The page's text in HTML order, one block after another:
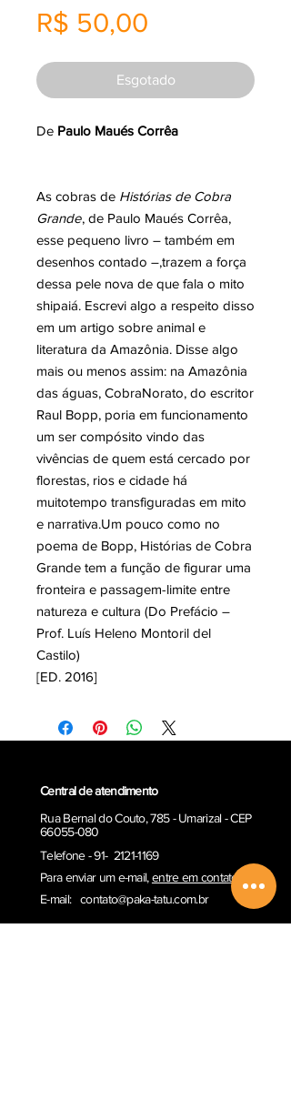
R$ 50,00
Esgotado
De Paulo Maués Corrêa
As cobras de Histórias de Cobra
Grande, de Paulo Maués Corrêa,
esse pequeno livro – também em
desenhos contado –,trazem a força
dessa pele nova de que fala o mito
shipaiá. Escrevi algo a respeito disso
em um artigo sobre animal e
literatura da Amazônia. Disse algo
mais ou menos assim: na Amazônia
das águas, CobraNorato, do escritor
Raul Bopp, poria em funcionamento
um ser compósito vindo das
vivências de quem está cercado por
florestas, rios e cidade há
muitotempo transfiguradas em mito
e narrativa.Um pouco como no
poema de Bopp, Histórias de Cobra
Grande tem a função de figurar uma
fronteira e passagem-limite entre
natureza e cultura (Do Prefácio –
Prof. Luís Heleno Montoril del
Castilo)
[ED. 2016]
Central de atendimento
Rua Bernal do Couto, 785 - Umarizal - CEP
66055-080
Telefone - 91- 2121-1169
Para enviar um e-mail,entre em contato
E-mail: contato@paka-tatu.com.br